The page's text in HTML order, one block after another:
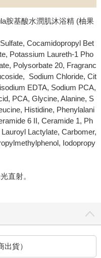
胺基酸水潤肌沐浴精 (柚果
Cocamidopropyl Bet
Potassium Laureth-1 Pho
Polysorbate 20, Fragranc
Sodium Chloride, Cit
EDTA, Sodium PCA,
PCA, Glycine, Alanine, S
Histidine, Phenylalani
6 II, Ceramide 1, Ph
Lactylate, Carbomer,
Iodopropy
直射。
貨）